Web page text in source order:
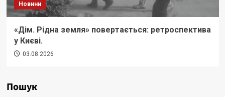
Новини
«Дім. Рідна земля» повертається: ретроспектива
у Києві.
03.08.2026
Пошук